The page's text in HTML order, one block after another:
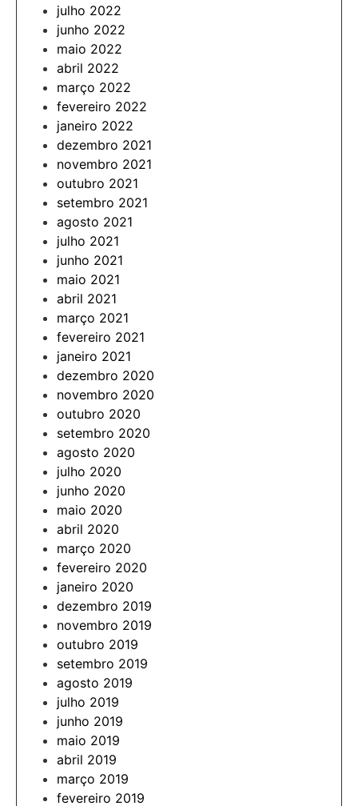
julho 2022
junho 2022
maio 2022
abril 2022
março 2022
fevereiro 2022
janeiro 2022
dezembro 2021
novembro 2021
outubro 2021
setembro 2021
agosto 2021
julho 2021
junho 2021
maio 2021
abril 2021
março 2021
fevereiro 2021
janeiro 2021
dezembro 2020
novembro 2020
outubro 2020
setembro 2020
agosto 2020
julho 2020
junho 2020
maio 2020
abril 2020
março 2020
fevereiro 2020
janeiro 2020
dezembro 2019
novembro 2019
outubro 2019
setembro 2019
agosto 2019
julho 2019
junho 2019
maio 2019
abril 2019
março 2019
fevereiro 2019